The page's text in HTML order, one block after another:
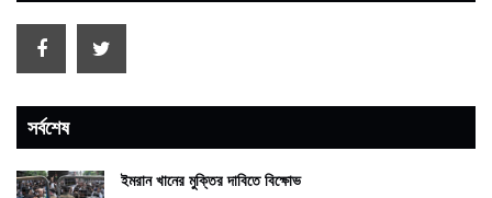
সর্বশেষ
ইমরান খানের মুক্তির দাবিতে বিক্ষোভ